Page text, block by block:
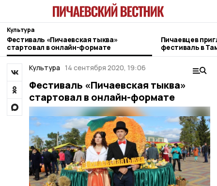
Культура
Фестиваль «Пичаевская тыква»
стартовал в онлайн-формате
Пичаевцев
фестиваль в
Культура 14 сентября 2020, 19:06
Фестиваль «Пичаевская тыква»
стартовал в онлайн-формате